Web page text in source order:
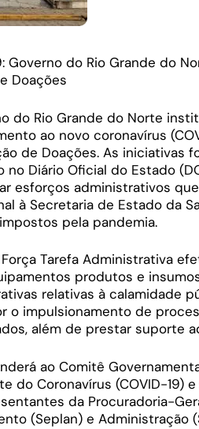
Governo do Rio Grande do
Doações
do Rio Grande do Norte
ao novo coronavírus
de Doações. As iniciativas
no Diário Oficial do Estado
esforços administrativos
à Secretaria de Estado da
pela pandemia.
Tarefa Administrativa
produtos e
relativas à calamidade
o impulsionamento de
além de prestar suporte
ao Comitê
do Coronavírus (COVID-19)
da Procuradoria-
(Seplan) e Administração